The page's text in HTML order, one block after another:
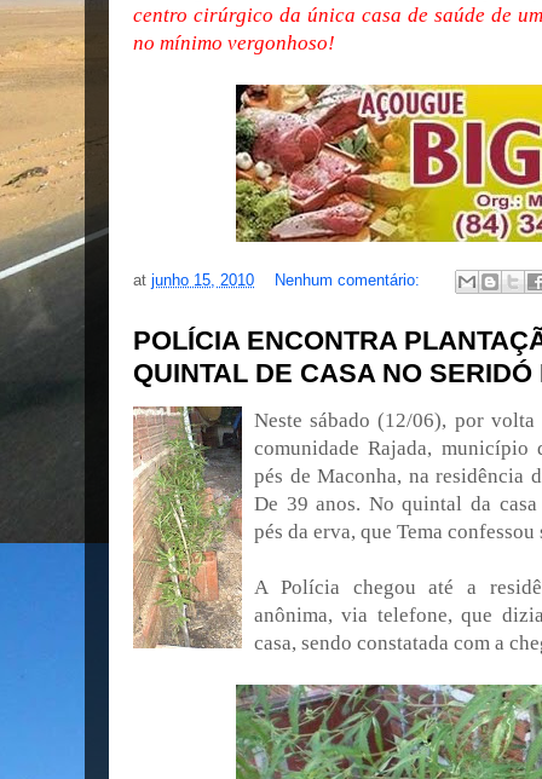
centro cirúrgico da única casa de saúde de
no mínimo vergonhoso!
at junho 15, 2010 Nenhum comentário:
POLÍCIA ENCONTRA
QUINTAL DE CASA NO SERIDÓ
Neste sábado (12/06), por
comunidade Rajada, município
pés de Maconha, na residência
De 39 anos. No quintal da
pés da erva, que Tema confessou
A Polícia chegou até a
anônima, via telefone, que
casa, sendo constatada com a